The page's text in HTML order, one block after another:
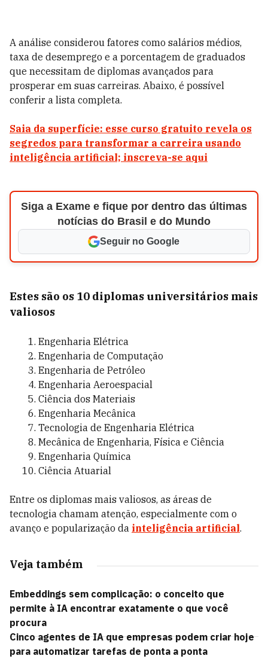
A análise considerou fatores como salários médios,
taxa de desemprego e a porcentagem de graduados
que necessitam de diplomas avançados para
prosperar em suas carreiras. Abaixo, é possível
conferir a lista completa.
Saia da superfície: esse curso gratuito revela os
segredos para transformar a carreira usando
inteligência artificial; inscreva-se aqui
Siga a Exame e fique por dentro das últimas
notícias do Brasil e do Mundo
Seguir no Google
Estes são os 10 diplomas universitários mais
valiosos
Engenharia Elétrica
Engenharia de Computação
Engenharia de Petróleo
Engenharia Aeroespacial
Ciência dos Materiais
Engenharia Mecânica
Tecnologia de Engenharia Elétrica
Mecânica de Engenharia, Física e Ciência
Engenharia Química
Ciência Atuarial
Entre os diplomas mais valiosos, as áreas de
tecnologia chamam atenção, especialmente com o
avanço e popularização da inteligência artificial.
Veja também
Embeddings sem complicação: o conceito que
permite à IA encontrar exatamente o que você
procura
Cinco agentes de IA que empresas podem criar hoje
para automatizar tarefas de ponta a ponta